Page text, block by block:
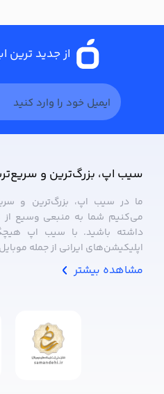
از جدید ترین
سیب ‌اپ، بزرگ‌ترین و
ما در سیب ‌اپ، بزرگ‌ترین و
می‌کنیم شما به منبعی وسیع
داشته باشید. با سیب ‌اپ
اپلیکیشن‌های ایرانی از جمله
مشاهده بیشتر